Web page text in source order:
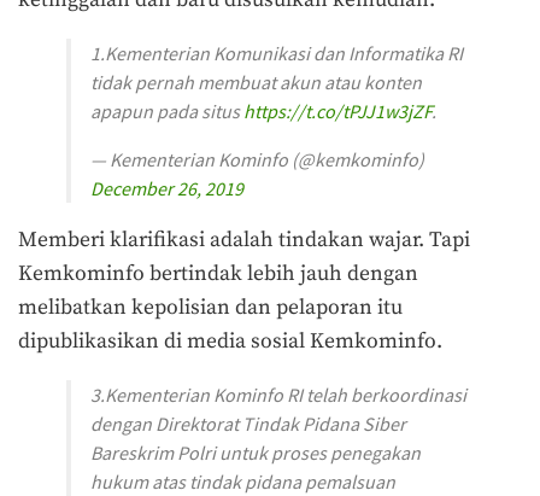
1.Kementerian Komunikasi dan Informatika RI
tidak pernah membuat akun atau konten
apapun pada situshttps://t.co/tPJJ1w3jZF.
— Kementerian Kominfo (@kemkominfo)
December 26, 2019
Memberi klarifikasi adalah tindakan wajar. Tapi
Kemkominfo bertindak lebih jauh dengan
melibatkan kepolisian dan pelaporan itu
dipublikasikan di media sosial Kemkominfo.
3.Kementerian Kominfo RI telah berkoordinasi
dengan Direktorat Tindak Pidana Siber
Bareskrim Polri untuk proses penegakan
hukum atas tindak pidana pemalsuan